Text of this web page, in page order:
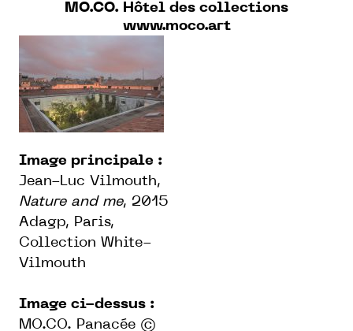
MO.CO. Hôtel des collections
www.moco.art
Image principale :
Jean-Luc Vilmouth,
Nature and me, 2015
Adagp, Paris,
Collection White-
Vilmouth
Image ci-dessus :
MO.CO. Panacée ©